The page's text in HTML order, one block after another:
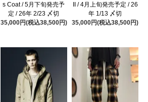
s Coat / 5月下旬発売予
定 / 26年 2/23 〆切
35,000円(税込38,500円)
II / 4月上旬発売予定 / 26
年 1/13 〆切
35,000円(税込38,500円)